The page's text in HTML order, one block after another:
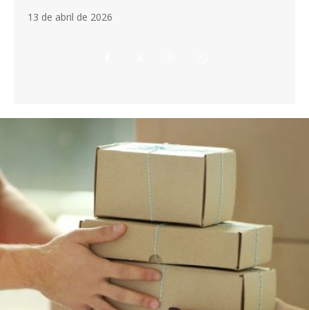
13 de abril de 2026